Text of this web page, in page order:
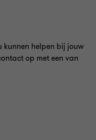
kunnen helpen bij jouw
op met een van